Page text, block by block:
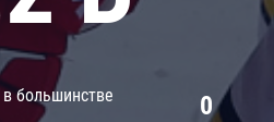
большинстве 0